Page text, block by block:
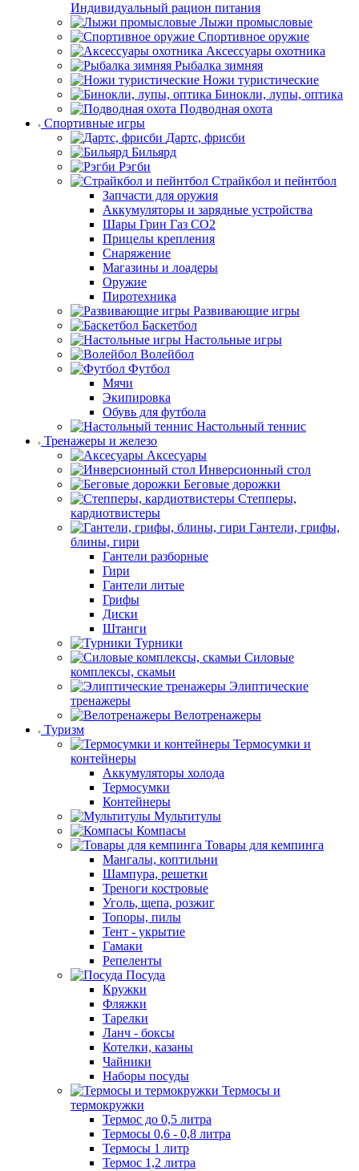
Индивидуальный рацион питания
Лыжи промысловые
Спортивное оружие
Аксессуары охотника
Рыбалка зимняя
Ножи туристические
Бинокли, лупы, оптика
Подводная охота
Спортивные игры
Дартс, фрисби
Бильярд
Рэгби
Страйкбол и пейнтбол
Запчасти для оружия
Аккумуляторы и зарядные устройства
Шары Грин Газ СО2
Прицелы крепления
Снаряжение
Магазины и лоадеры
Оружие
Пиротехника
Развивающие игры
Баскетбол
Настольные игры
Волейбол
Футбол
Мячи
Экипировка
Обувь для футбола
Настольный теннис
Тренажеры и железо
Аксесуары
Инверсионный стол
Беговые дорожки
Степперы,
кардиотвистеры
Гантели, грифы,
блины, гири
Гантели разборные
Гири
Гантели литые
Грифы
Диски
Штанги
Турники
Силовые
комплексы, скамьи
Элиптические
тренажеры
Велотренажеры
Туризм
Термосумки и
контейнеры
Аккумуляторы холода
Термосумки
Контейнеры
Мультитулы
Компасы
Товары для кемпинга
Мангалы, коптильни
Шампура, решетки
Треноги костровые
Уголь, щепа, розжиг
Топоры, пилы
Тент - укрытие
Гамаки
Репеленты
Посуда
Кружки
Фляжки
Тарелки
Ланч - боксы
Котелки, казаны
Чайники
Наборы посуды
Термосы и
термокружки
Термос до 0,5 литра
Термосы 0,6 - 0,8 литра
Термосы 1 литр
Термос 1,2 литра